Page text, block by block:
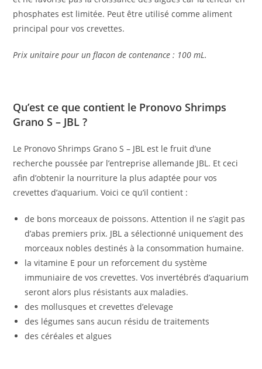
phosphates est limitée. Peut être utilisé comme aliment
principal pour vos crevettes.
Prix unitaire pour un flacon de contenance : 100 mL.
Qu’est ce que contient le Pronovo Shrimps
Grano S – JBL ?
Le Pronovo Shrimps Grano S – JBL est le fruit d’une
recherche poussée par l’entreprise allemande JBL. Et ceci
afin d’obtenir la nourriture la plus adaptée pour vos
crevettes d’aquarium. Voici ce qu’il contient :
de bons morceaux de poissons. Attention il ne s’agit pas
d’abas premiers prix. JBL a sélectionné uniquement des
morceaux nobles destinés à la consommation humaine.
la vitamine E pour un reforcement du système
immuniaire de vos crevettes. Vos invertébrés d’aquarium
seront alors plus résistants aux maladies.
des mollusques et crevettes d’elevage
des légumes sans aucun résidu de traitements
des céréales et algues